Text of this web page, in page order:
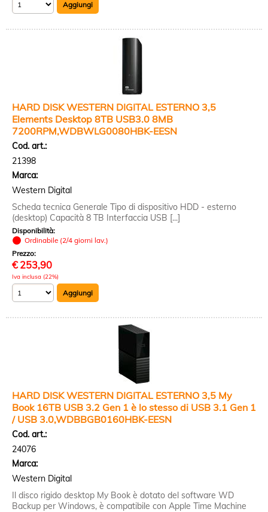
HARD DISK WESTERN DIGITAL ESTERNO 3,5
Elements Desktop 8TB USB3.0 8MB
7200RPM,WDBWLG0080HBK-EESN
Cod. art.:
21398
Marca:
Western Digital
Scheda tecnica Generale Tipo di dispositivo HDD - esterno
(desktop) Capacità 8 TB Interfaccia USB [...]
Disponibilità:
Ordinabile (2/4 giorni lav.)
Prezzo:
€ 253,90
Iva inclusa (22%)
HARD DISK WESTERN DIGITAL ESTERNO 3,5 My
Book 16TB USB 3.2 Gen 1 è lo stesso di USB 3.1 Gen 1
/ USB 3.0,WDBBGB0160HBK-EESN
Cod. art.:
24076
Marca:
Western Digital
Il disco rigido desktop My Book è dotato del software WD
Backup per Windows, è compatibile con Apple Time Machine